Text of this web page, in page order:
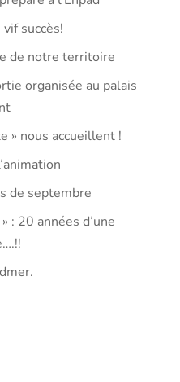
vif succès!
de notre territoire
organisée au palais
» nous accueillent !
de septembre
: 20 années d’une